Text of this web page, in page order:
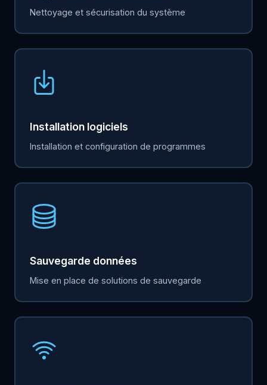
Nettoyage et sécurisation du système
Installation logiciels
Installation et configuration de programmes
Sauvegarde données
Mise en place de solutions de sauvegarde